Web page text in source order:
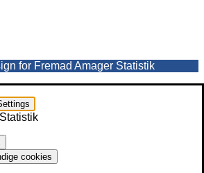
for Fremad Amager Statistik
cookies